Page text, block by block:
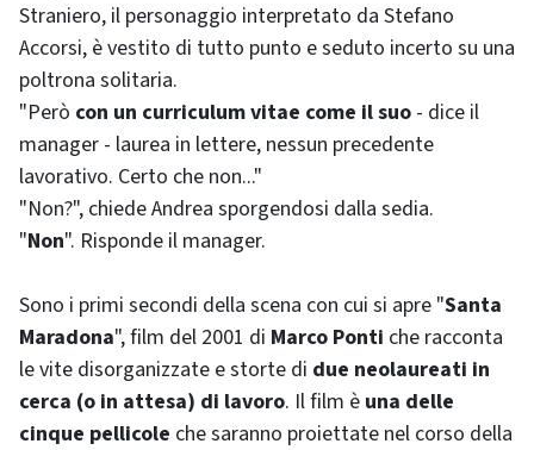
Straniero, il personaggio interpretato da Stefano
Accorsi, è vestito di tutto punto e seduto incerto su una
poltrona solitaria.
"Però con un curriculum vitae come il suo - dice il
manager - laurea in lettere, nessun precedente
lavorativo. Certo che non..."
"Non?", chiede Andrea sporgendosi dalla sedia.
"Non". Risponde il manager.
Sono i primi secondi della scena con cui si apre "Santa
Maradona", film del 2001 di Marco Ponti che racconta
le vite disorganizzate e storte di due neolaureati in
cerca (o in attesa) di lavoro. Il film è una delle
cinque pellicole che saranno proiettate nel corso della